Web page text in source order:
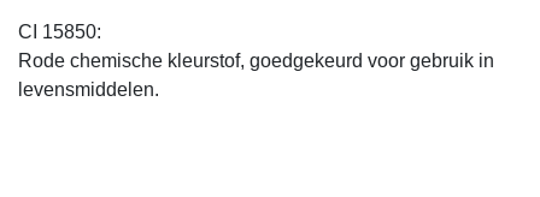
CI 15850:
Rode chemische kleurstof, goedgekeurd voor gebruik in
levensmiddelen.